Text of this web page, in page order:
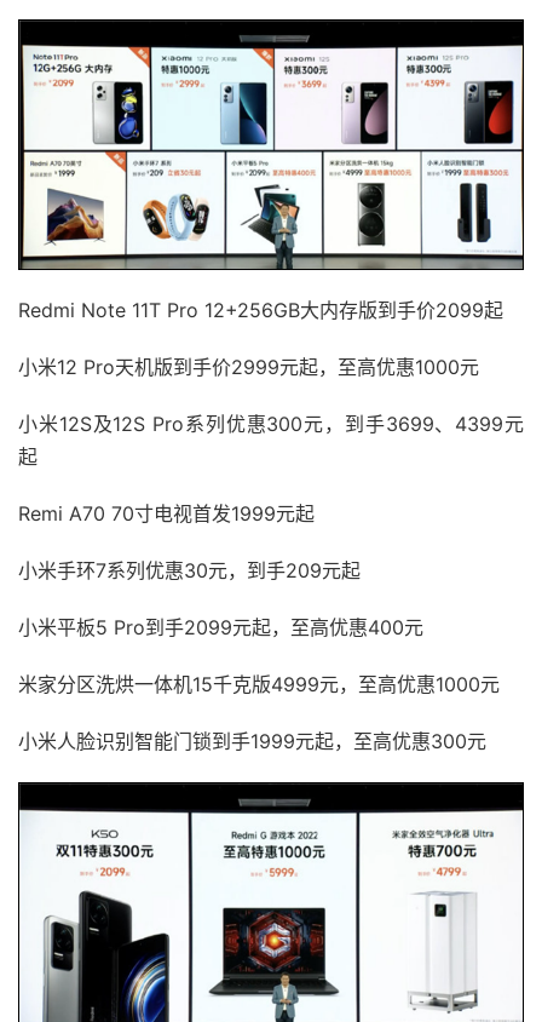
Redmi Note 11T Pro 12+256GB大内存版到手价2099起
小米12 Pro天机版到手价2999元起，至高优惠1000元
小米12S及12S Pro系列优惠300元，到手3699、4399元
起
Remi A70 70寸电视首发1999元起
小米手环7系列优惠30元，到手209元起
小米平板5 Pro到手2099元起，至高优惠400元
米家分区洗烘一体机15千克版4999元，至高优惠1000元
小米人脸识别智能门锁到手1999元起，至高优惠300元